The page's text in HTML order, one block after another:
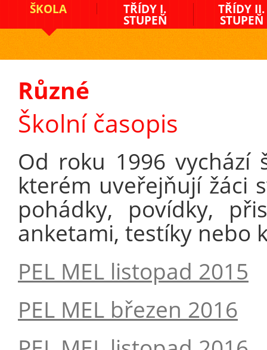
ŠKOLA TŘÍDY I.
STUPEŇ
TŘÍDY II.
STUPEŇ
Různé
Školní časopis
Od roku 1996 vychází
kterém uveřejňují žáci
pohádky, povídky,
anketami, testíky nebo
PEL MEL listopad 2015
PEL MEL březen 2016